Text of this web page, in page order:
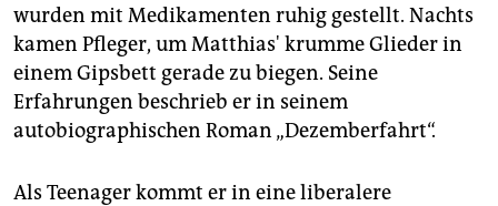
wurden mit Medikamenten ruhig gestellt. Nachts
kamen Pfleger, um Matthias' krumme Glieder in
einem Gipsbett gerade zu biegen. Seine
Erfahrungen beschrieb er in seinem
autobiographischen Roman „Dezemberfahrt“.
Als Teenager kommt er in eine liberalere